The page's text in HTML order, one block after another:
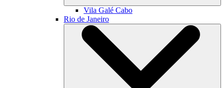
Vila Galé Cabo
Rio de Janeiro